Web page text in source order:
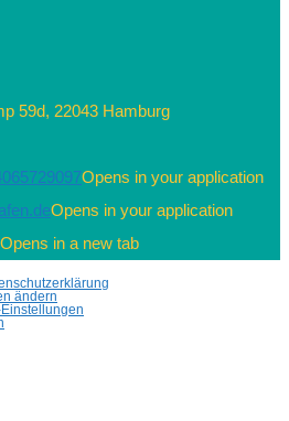
59d, 22043 Hamburg
Opens in your application
Opens in your application
Opens in a new tab
ändern